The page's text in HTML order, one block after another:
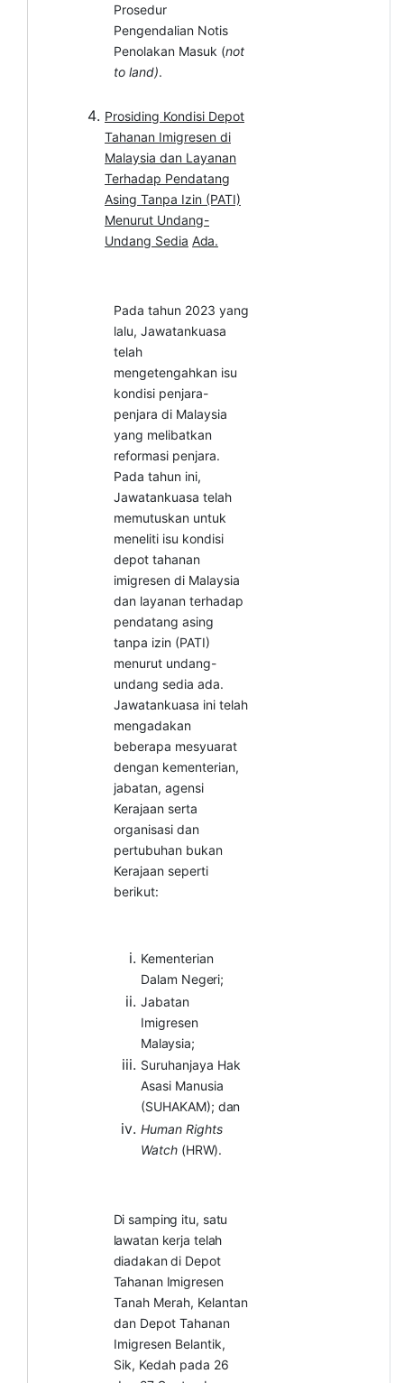
Prosedur
Pengendalian Notis
Penolakan Masuk (not
to land).
Prosiding Kondisi Depot
Tahanan Imigresen di
Malaysia dan Layanan
Terhadap Pendatang
Asing Tanpa Izin (PATI)
Menurut Undang-
Undang Sedia Ada.
Pada tahun 2023 yang
lalu, Jawatankuasa
telah
mengetengahkan isu
kondisi penjara-
penjara di Malaysia
yang melibatkan
reformasi penjara.
Pada tahun ini,
Jawatankuasa telah
memutuskan untuk
meneliti isu kondisi
depot tahanan
imigresen di Malaysia
dan layanan terhadap
pendatang asing
tanpa izin (PATI)
menurut undang-
undang sedia ada.
Jawatankuasa ini telah
mengadakan
beberapa mesyuarat
dengan kementerian,
jabatan, agensi
Kerajaan serta
organisasi dan
pertubuhan bukan
Kerajaan seperti
berikut:
Kementerian
Dalam Negeri;
Jabatan
Imigresen
Malaysia;
Suruhanjaya Hak
Asasi Manusia
(SUHAKAM); dan
Human Rights
Watch (HRW).
Di samping itu, satu
lawatan kerja telah
diadakan di Depot
Tahanan Imigresen
Tanah Merah, Kelantan
dan Depot Tahanan
Imigresen Belantik,
Sik, Kedah pada 26